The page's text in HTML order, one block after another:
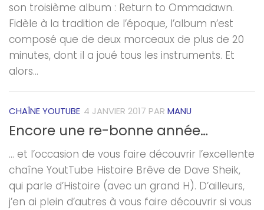
son troisième album : Return to Ommadawn.
Fidèle à la tradition de l’époque, l’album n’est
composé que de deux morceaux de plus de 20
minutes, dont il a joué tous les instruments. Et
alors...
CHAÎNE YOUTUBE 4 JANVIER 2017 PAR MANU
Encore une re-bonne année…
… et l’occasion de vous faire découvrir l’excellente
chaîne YoutTube Histoire Brêve de Dave Sheik,
qui parle d’Histoire (avec un grand H). D’ailleurs,
j’en ai plein d’autres à vous faire découvrir si vous